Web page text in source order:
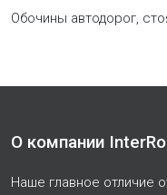
Обочины автодорог,
О компании
Наше главное отличие